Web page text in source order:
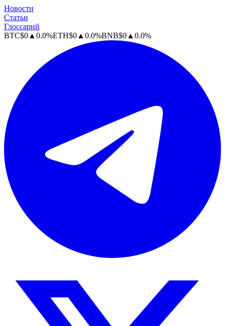
Новости
Статьи
Глоссарий
BTC$0 ▲ 0.0%ETH$0 ▲ 0.0%BNB$0 ▲ 0.0%